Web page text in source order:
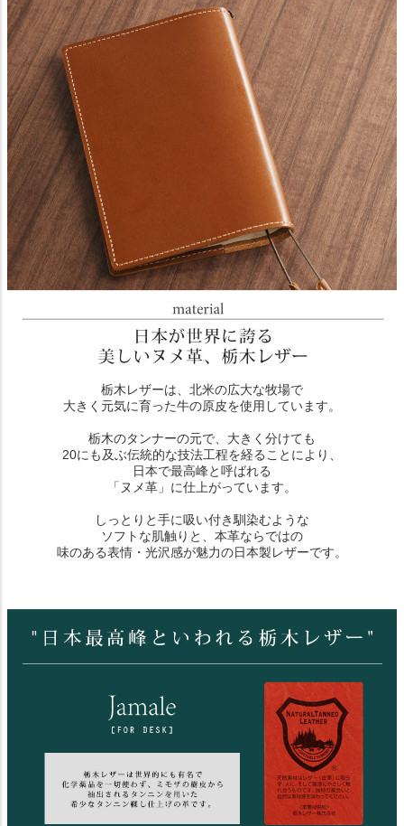
栃木レザーは、北米の広大な牧場で
大きく元気に育った牛の原皮を使用しています。
栃木のタンナーの元で、大きく分けても
20にも及ぶ伝統的な技法工程を経ることにより、
日本で最高峰と呼ばれる
「ヌメ革」に仕上がっています。
しっとりと手に吸い付き馴染むような
ソフトな肌触りと、本革ならではの
味のある表情・光沢感が魅力の日本製レザーです。